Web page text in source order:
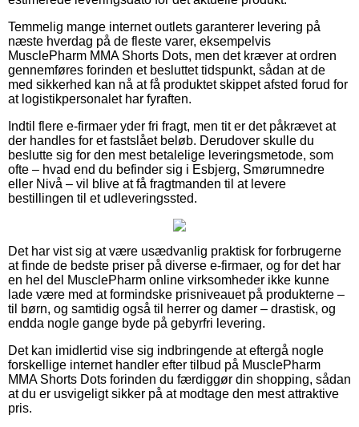
Temmelig mange internet outlets garanterer levering på
næste hverdag på de fleste varer, eksempelvis
MusclePharm MMA Shorts Dots, men det kræver at ordren
gennemføres forinden et besluttet tidspunkt, sådan at de
med sikkerhed kan nå at få produktet skippet afsted forud for
at logistikpersonalet har fyraften.
Indtil flere e-firmaer yder fri fragt, men tit er det påkrævet at
der handles for et fastslået beløb. Derudover skulle du
beslutte sig for den mest betalelige leveringsmetode, som
ofte – hvad end du befinder sig i Esbjerg, Smørumnedre
eller Nivå – vil blive at få fragtmanden til at levere
bestillingen til et udleveringssted.
Det har vist sig at være usædvanlig praktisk for forbrugerne
at finde de bedste priser på diverse e-firmaer, og for det har
en hel del MusclePharm online virksomheder ikke kunne
lade være med at formindske prisniveauet på produkterne –
til børn, og samtidig også til herrer og damer – drastisk, og
endda nogle gange byde på gebyrfri levering.
Det kan imidlertid vise sig indbringende at eftergå nogle
forskellige internet handler efter tilbud på MusclePharm
MMA Shorts Dots forinden du færdiggør din shopping, sådan
at du er usvigeligt sikker på at modtage den mest attraktive
pris.